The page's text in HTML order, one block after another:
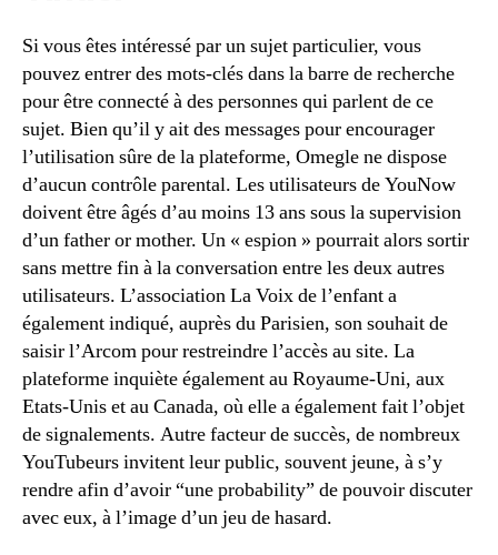
Si vous êtes intéressé par un sujet particulier, vous
pouvez entrer des mots-clés dans la barre de recherche
pour être connecté à des personnes qui parlent de ce
sujet. Bien qu’il y ait des messages pour encourager
l’utilisation sûre de la plateforme, Omegle ne dispose
d’aucun contrôle parental. Les utilisateurs de YouNow
doivent être âgés d’au moins 13 ans sous la supervision
d’un father or mother. Un « espion » pourrait alors sortir
sans mettre fin à la conversation entre les deux autres
utilisateurs. L’association La Voix de l’enfant a
également indiqué, auprès du Parisien, son souhait de
saisir l’Arcom pour restreindre l’accès au site. La
plateforme inquiète également au Royaume-Uni, aux
Etats-Unis et au Canada, où elle a également fait l’objet
de signalements. Autre facteur de succès, de nombreux
YouTubeurs invitent leur public, souvent jeune, à s’y
rendre afin d’avoir “une probability” de pouvoir discuter
avec eux, à l’image d’un jeu de hasard.